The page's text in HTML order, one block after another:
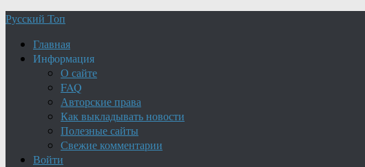
Русский Топ
Главная
Информация
О сайте
FAQ
Авторские права
Как выкладывать новости
Полезные сайты
Свежие комментарии
Войти